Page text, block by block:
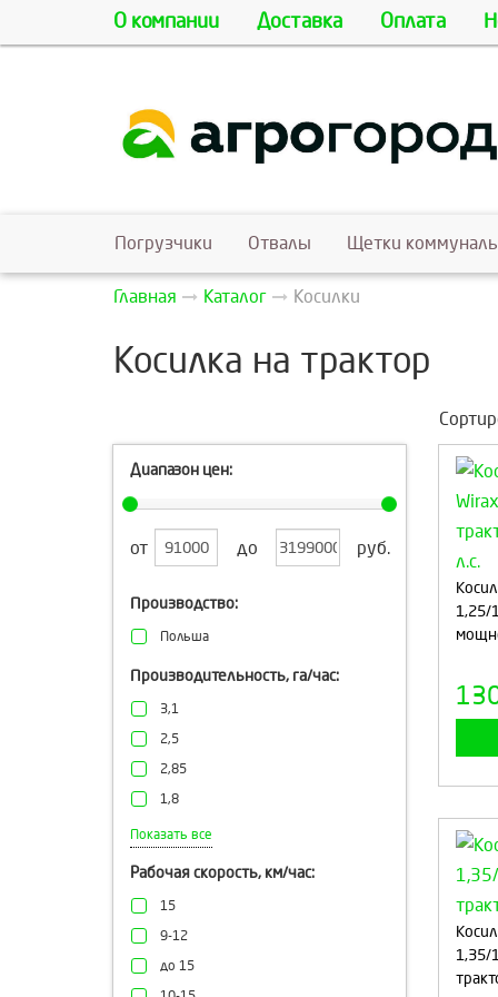
О компании Доставка Оплата
Погрузчики Отвалы Щетки
Главная Каталог Косилки
Косилка на трактор
Диапазон цен:
от до руб.
Производство:
Польша
Производительность, га/час:
3,1
2,5
2,85
1,8
2/2,5
Показать все
Рабочая скорость, км/час:
15
9-12
до 15
1,25/
1,35/